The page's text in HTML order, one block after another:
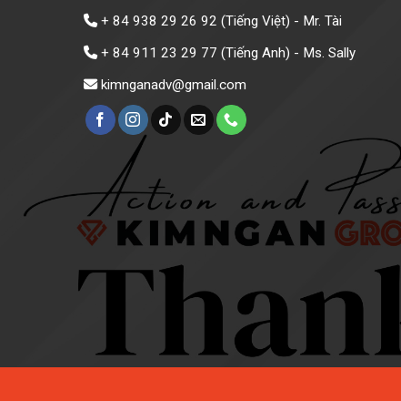
+ 84 938 29 26 92 (Tiếng Việt) - Mr. Tài
+ 84 911 23 29 77 (Tiếng Anh) - Ms. Sally
kimnganadv@gmail.com